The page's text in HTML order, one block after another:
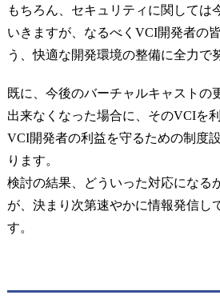
もちろん、セキュリティに関しては
いきますが、なるべくVCI開発者の
う、快適な開発環境の整備に全力で
既に、今後のバーチャルキャストの
出来なくなった場合に、そのVCIを
VCI開発者の利益を守るための制度
ります。
検討の結果、どういった対応になる
が、決まり次第速やかに情報発信し
す。